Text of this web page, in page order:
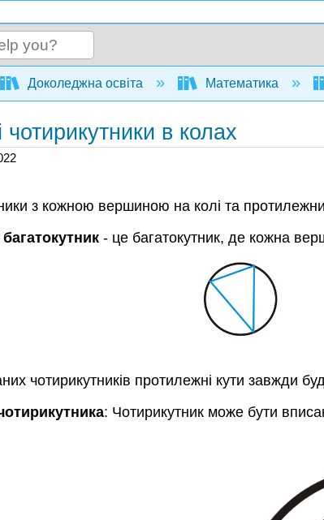
global hierarchy
Доколеджна освіта Математика
в колах
з кожною вершиною на колі та
- це багатокутник, де кожна
чотирикутників протилежні кути завжди
: Чотирикутник може бути